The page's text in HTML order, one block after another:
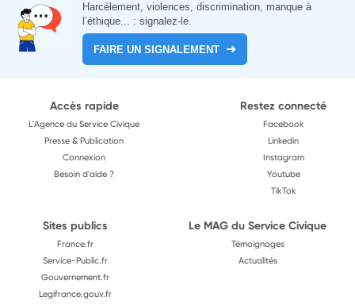
Harcèlement, violences, discrimination, manque à
l’éthique... : signalez-le.
FAIRE UN SIGNALEMENT
Accès rapide
L'Agence du Service Civique
Presse & Publication
Connexion
Besoin d'aide ?
Restez connecté
Facebook
Linkedin
Instagram
Youtube
TikTok
Sites publics
France.fr
Service-Public.fr
Gouvernement.fr
Legifrance.gouv.fr
Le MAG du Service Civique
Témoignages
Actualités